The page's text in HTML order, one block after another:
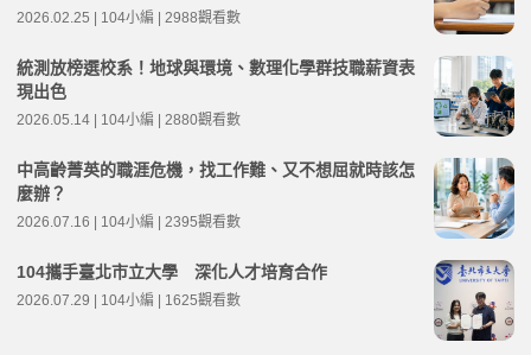
2026.02.25 | 104小編 | 2988觀看數
統測放榜選校系！地球與環境、數理化學群技職薪資表
現出色
2026.05.14 | 104小編 | 2880觀看數
中高齡菁英的職涯危機，找工作難、又不想屈就時該怎
麼辦？
2026.07.16 | 104小編 | 2395觀看數
104攜手臺北市立大學 深化人才培育合作
2026.07.29 | 104小編 | 1625觀看數